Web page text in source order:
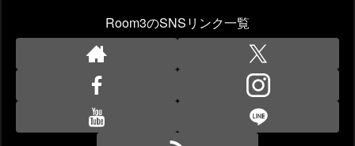
Room3のSNSリンク一覧